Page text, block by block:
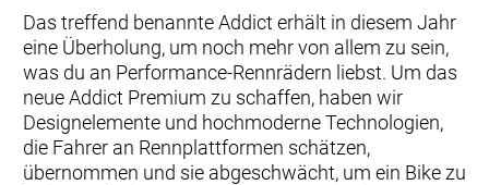
Das treffend benannte Addict erhält in diesem Jahr
eine Überholung, um noch mehr von allem zu sein,
was du an Performance-Rennrädern liebst. Um das
neue Addict Premium zu schaffen, haben wir
Designelemente und hochmoderne Technologien,
die Fahrer an Rennplattformen schätzen,
übernommen und sie abgeschwächt, um ein Bike zu